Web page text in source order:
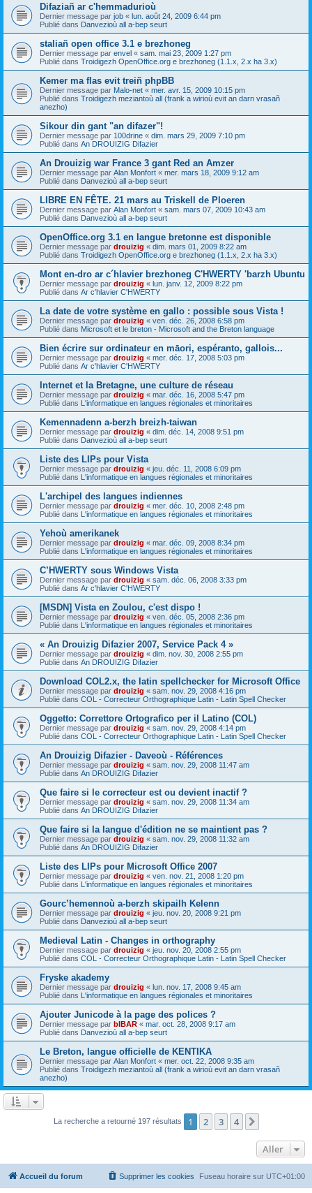
Difaziañ ar c'hemmadurioù
Dernier message par job « lun. août 24, 2009 6:44 pm
Publié dans Danvezioù all a-bep seurt
staliañ open office 3.1 e brezhoneg
Dernier message par envel « sam. mai 23, 2009 1:27 pm
Publié dans Troidigezh OpenOffice.org e brezhoneg (1.1.x, 2.x ha 3.x)
Kemer ma flas evit treiñ phpBB
Dernier message par Malo-net « mer. avr. 15, 2009 10:15 pm
Publié dans Troidigezh meziantoù all (frank a wirioù evit an darn vrasañ
anezho)
Sikour din gant "an difazer"!
Dernier message par 100drine « dim. mars 29, 2009 7:10 pm
Publié dans An DROUIZIG Difazier
An Drouizig war France 3 gant Red an Amzer
Dernier message par Alan Monfort « mer. mars 18, 2009 9:12 am
Publié dans Danvezioù all a-bep seurt
LIBRE EN FÊTE. 21 mars au Triskell de Ploeren
Dernier message par Alan Monfort « sam. mars 07, 2009 10:43 am
Publié dans Danvezioù all a-bep seurt
OpenOffice.org 3.1 en langue bretonne est disponible
Dernier message par drouizig « dim. mars 01, 2009 8:22 am
Publié dans Troidigezh OpenOffice.org e brezhoneg (1.1.x, 2.x ha 3.x)
Mont en-dro ar c´hlavier brezhoneg C'HWERTY 'barzh Ubuntu
Dernier message par drouizig « lun. janv. 12, 2009 8:22 pm
Publié dans Ar c'hlavier C'HWERTY
La date de votre système en gallo : possible sous Vista !
Dernier message par drouizig « ven. déc. 26, 2008 6:58 pm
Publié dans Microsoft et le breton - Microsoft and the Breton language
Bien écrire sur ordinateur en māori, espéranto, gallois...
Dernier message par drouizig « mer. déc. 17, 2008 5:03 pm
Publié dans Ar c'hlavier C'HWERTY
Internet et la Bretagne, une culture de réseau
Dernier message par drouizig « mar. déc. 16, 2008 5:47 pm
Publié dans L'informatique en langues régionales et minoritaires
Kemennadenn a-berzh breizh-taiwan
Dernier message par drouizig « dim. déc. 14, 2008 9:51 pm
Publié dans Danvezioù all a-bep seurt
Liste des LIPs pour Vista
Dernier message par drouizig « jeu. déc. 11, 2008 6:09 pm
Publié dans L'informatique en langues régionales et minoritaires
L'archipel des langues indiennes
Dernier message par drouizig « mer. déc. 10, 2008 2:48 pm
Publié dans L'informatique en langues régionales et minoritaires
Yehoù amerikanek
Dernier message par drouizig « mar. déc. 09, 2008 8:34 pm
Publié dans L'informatique en langues régionales et minoritaires
C’HWERTY sous Windows Vista
Dernier message par drouizig « sam. déc. 06, 2008 3:33 pm
Publié dans Ar c'hlavier C'HWERTY
[MSDN] Vista en Zoulou, c'est dispo !
Dernier message par drouizig « ven. déc. 05, 2008 2:36 pm
Publié dans L'informatique en langues régionales et minoritaires
« An Drouizig Difazier 2007, Service Pack 4 »
Dernier message par drouizig « dim. nov. 30, 2008 2:55 pm
Publié dans An DROUIZIG Difazier
Download COL2.x, the latin spellchecker for Microsoft Office
Dernier message par drouizig « sam. nov. 29, 2008 4:16 pm
Publié dans COL - Correcteur Orthographique Latin - Latin Spell Checker
Oggetto: Correttore Ortografico per il Latino (COL)
Dernier message par drouizig « sam. nov. 29, 2008 4:14 pm
Publié dans COL - Correcteur Orthographique Latin - Latin Spell Checker
An Drouizig Difazier - Daveoù - Références
Dernier message par drouizig « sam. nov. 29, 2008 11:47 am
Publié dans An DROUIZIG Difazier
Que faire si le correcteur est ou devient inactif ?
Dernier message par drouizig « sam. nov. 29, 2008 11:34 am
Publié dans An DROUIZIG Difazier
Que faire si la langue d'édition ne se maintient pas ?
Dernier message par drouizig « sam. nov. 29, 2008 11:32 am
Publié dans An DROUIZIG Difazier
Liste des LIPs pour Microsoft Office 2007
Dernier message par drouizig « ven. nov. 21, 2008 1:20 pm
Publié dans L'informatique en langues régionales et minoritaires
Gourc’hemennoù a-berzh skipailh Kelenn
Dernier message par drouizig « jeu. nov. 20, 2008 9:21 pm
Publié dans Danvezioù all a-bep seurt
Medieval Latin - Changes in orthography
Dernier message par drouizig « jeu. nov. 20, 2008 2:55 pm
Publié dans COL - Correcteur Orthographique Latin - Latin Spell Checker
Fryske akademy
Dernier message par drouizig « lun. nov. 17, 2008 9:45 am
Publié dans L'informatique en langues régionales et minoritaires
Ajouter Junicode à la page des polices ?
Dernier message par bIBAR « mar. oct. 28, 2008 9:17 am
Publié dans Danvezioù all a-bep seurt
Le Breton, langue officielle de KENTIKA
Dernier message par Alan Monfort « mer. oct. 22, 2008 9:35 am
Publié dans Troidigezh meziantoù all (frank a wirioù evit an darn vrasañ
anezho)
La recherche a retourné 197 résultats 1 2 3 4
Aller
Accueil du forum Fuseau horaire sur UTC+01:00
Supprimer les cookies